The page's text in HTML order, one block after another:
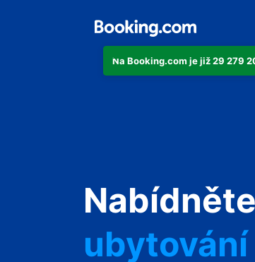
Na Booking.com je již 29 279
Nabídněte
svůj hotel